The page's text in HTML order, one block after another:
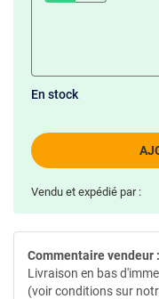
En stock
Vendu et expédié par :
Commentaire vendeur :
Livraison en bas
(voir conditions sur